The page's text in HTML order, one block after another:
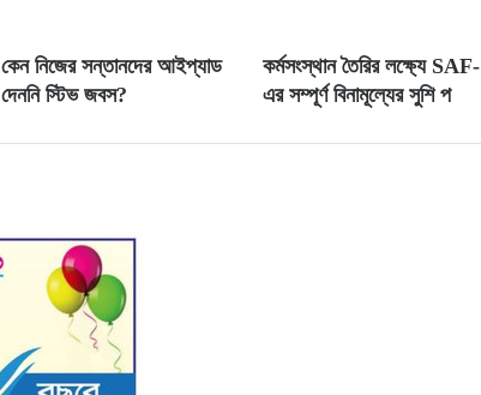
20
কেন নিজের সন্তানদের আইপ্যাড
দেননি স্টিভ জবস?
কর্মসংস্থান তৈরির লক্ষ্যে SAF-
এর সম্পূর্ণ বিনামূল্যের সুশি প